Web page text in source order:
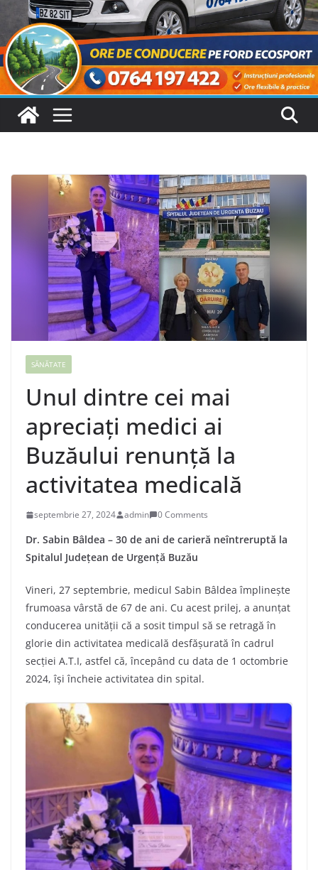
SĂNĂTATE
Unul dintre cei mai
apreciați medici ai
Buzăului renunță la
activitatea medicală
septembrie 27, 2024 admin 0 Comments
Dr. Sabin Bâldea – 30 de ani de carieră neîntreruptă la
Spitalul Județean de Urgență Buzău
Vineri, 27 septembrie, medicul Sabin Bâldea împlinește
frumoasa vârstă de 67 de ani. Cu acest prilej, a anunțat
conducerea unității că a sosit timpul să se retragă în
glorie din activitatea medicală desfășurată în cadrul
secției A.T.I, astfel că, începând cu data de 1 octombrie
2024, își încheie activitatea din spital.